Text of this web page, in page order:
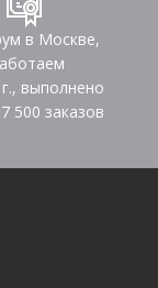
в Москве,
выполнено
7 500 заказов